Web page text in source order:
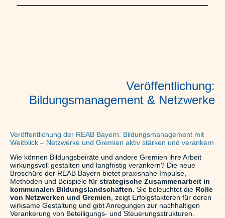
Veröffentlichung:
Bildungsmanagement & Netzwerke
Veröffentlichung der REAB Bayern: Bildungsmanagement mit
Weitblick – Netzwerke und Gremien aktiv stärken und verankern
Wie können Bildungsbeiräte und andere Gremien ihre Arbeit
wirkungsvoll gestalten und langfristig verankern? Die neue
Broschüre der REAB Bayern bietet praxisnahe Impulse,
Methoden und Beispiele für strategische Zusammenarbeit in
kommunalen Bildungslandschaften. Sie beleuchtet die Rolle
von Netzwerken und Gremien , zeigt Erfolgsfaktoren für deren
wirksame Gestaltung und gibt Anregungen zur nachhaltigen
Verankerung von Beteiligungs- und Steuerungsstrukturen.